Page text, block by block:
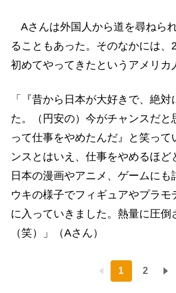
Aさんは外国人から道を尋ねら
ることもあった。そのなかには、
初めてやってきたというアメリカ
「『昔から日本が大好きで、絶対
た。（円安の）今がチャンスだと
って仕事をやめたんだ』と笑って
ンスとはいえ、仕事をやめるほ
日本の漫画やアニメ、ゲームにも
ウキの様子でフィギュアやプラモ
に入っていきました。熱量に圧倒
（笑）」（Aさん）
1 2